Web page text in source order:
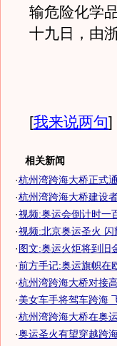
输危险化学
十九日，由
[我来说两句]
相关新闻
·杭州湾跨海大桥正式
·杭州湾跨海大桥建设
·视频:奥运会倒计时一
·视频:北京奥运圣火
·图文:奥运火炬将到旧
·前方手记:奥运旗帜在
·杭州湾跨海大桥对接
·美女车手将驾车跨海
·杭州湾跨海大桥在奥
·奥运圣火有望穿越跨